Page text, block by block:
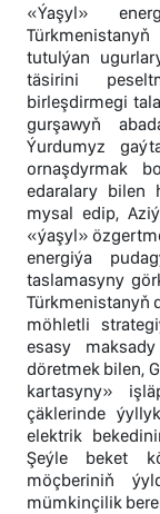
«Ýaşyl»
tutulýan
täsirini
birleşdirmegi
gurşawyň
Ýurdumyz
ornaşdyrmak
edaralary bilen
mysal edip,
«ýaşyl»
energiýa
taslamasyny
Türkmenistanyň
möhletli
esasy
döretmek bilen,
kartasyny»
çäklerinde
elektrik
Şeýle beket
möçberiniň
mümkinçilik